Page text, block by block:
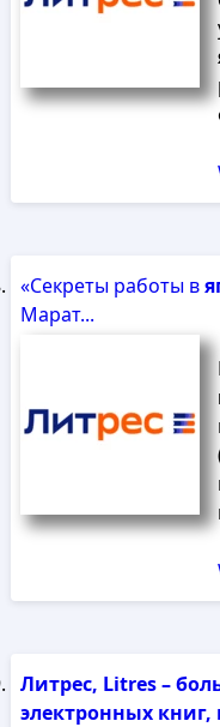
«Секреты работы в
Марат...
Литрес, Litres –
электронных